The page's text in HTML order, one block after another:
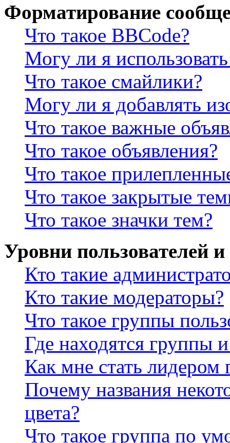
Форматирование
Что такое BBCode?
Могу ли я
Что такое смайлики?
Могу ли я добавлять
Что такое важные
Что такое объявления?
Что такое
Что такое закрытые
Что такое значки тем?
Уровни пользователей
Кто такие
Кто такие модераторы?
Что такое группы
Где находятся группы
Как мне стать лидером
Почему названия
цвета?
Что такое группа по